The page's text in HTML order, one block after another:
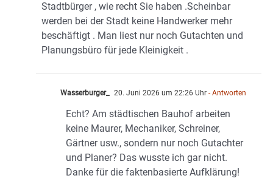
Stadtbürger , wie recht Sie haben .Scheinbar
werden bei der Stadt keine Handwerker mehr
beschäftigt . Man liest nur noch Gutachten und
Planungsbüro für jede Kleinigkeit .
Wasserburger_ 20. Juni 2026 um 22:26 Uhr - Antworten
Echt? Am städtischen Bauhof arbeiten
keine Maurer, Mechaniker, Schreiner,
Gärtner usw., sondern nur noch Gutachter
und Planer? Das wusste ich gar nicht.
Danke für die faktenbasierte Aufklärung!